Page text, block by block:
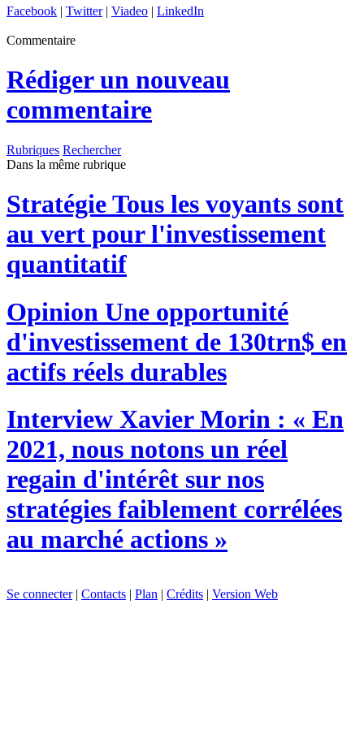
Facebook | Twitter| Viadeo | LinkedIn
Commentaire
Rédiger un nouveau
commentaire
Rubriques Rechercher
Dans la même rubrique
StratégieTous les voyants sont
au vert pour l'investissement
quantitatif
Opinion Une opportunité
d'investissement de 130trn$ en
actifs réels durables
Interview Xavier Morin : « En
2021, nous notons un réel
regain d'intérêt sur nos
stratégies faiblement corrélées
au marché actions »
Se connecter| Contacts | Plan | Crédits | Version Web